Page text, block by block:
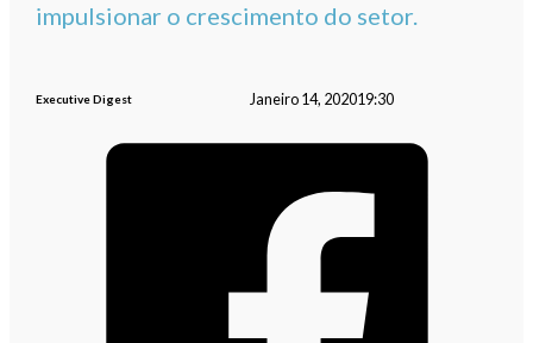
impulsionar o crescimento do setor.
Executive Digest Janeiro 14, 202019:30